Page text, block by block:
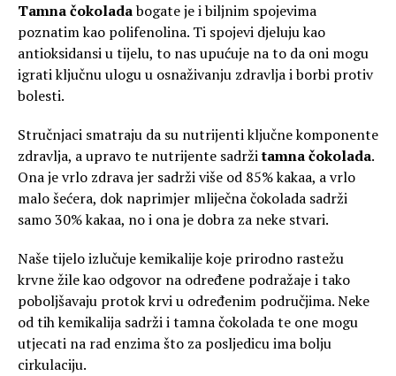
Tamna čokoladabogate je i biljnim spojevima
poznatim kao polifenolina. Ti spojevi djeluju kao
antioksidansi u tijelu, to nas upućuje na to da oni mogu
igrati ključnu ulogu u osnaživanju zdravlja i borbi protiv
bolesti.
Stručnjaci smatraju da su nutrijenti ključne komponente
zdravlja, a upravo te nutrijente sadržitamna čokolada.
Ona je vrlo zdrava jer sadrži više od 85% kakaa, a vrlo
malo šećera, dok naprimjer mliječna čokolada sadrži
samo 30% kakaa, no i ona je dobra za neke stvari.
Naše tijelo izlučuje kemikalije koje prirodno rastežu
krvne žile kao odgovor na određene podražaje i tako
poboljšavaju protok krvi u određenim područjima. Neke
od tih kemikalija sadrži i tamna čokolada te one mogu
utjecati na rad enzima što za posljedicu ima bolju
cirkulaciju.